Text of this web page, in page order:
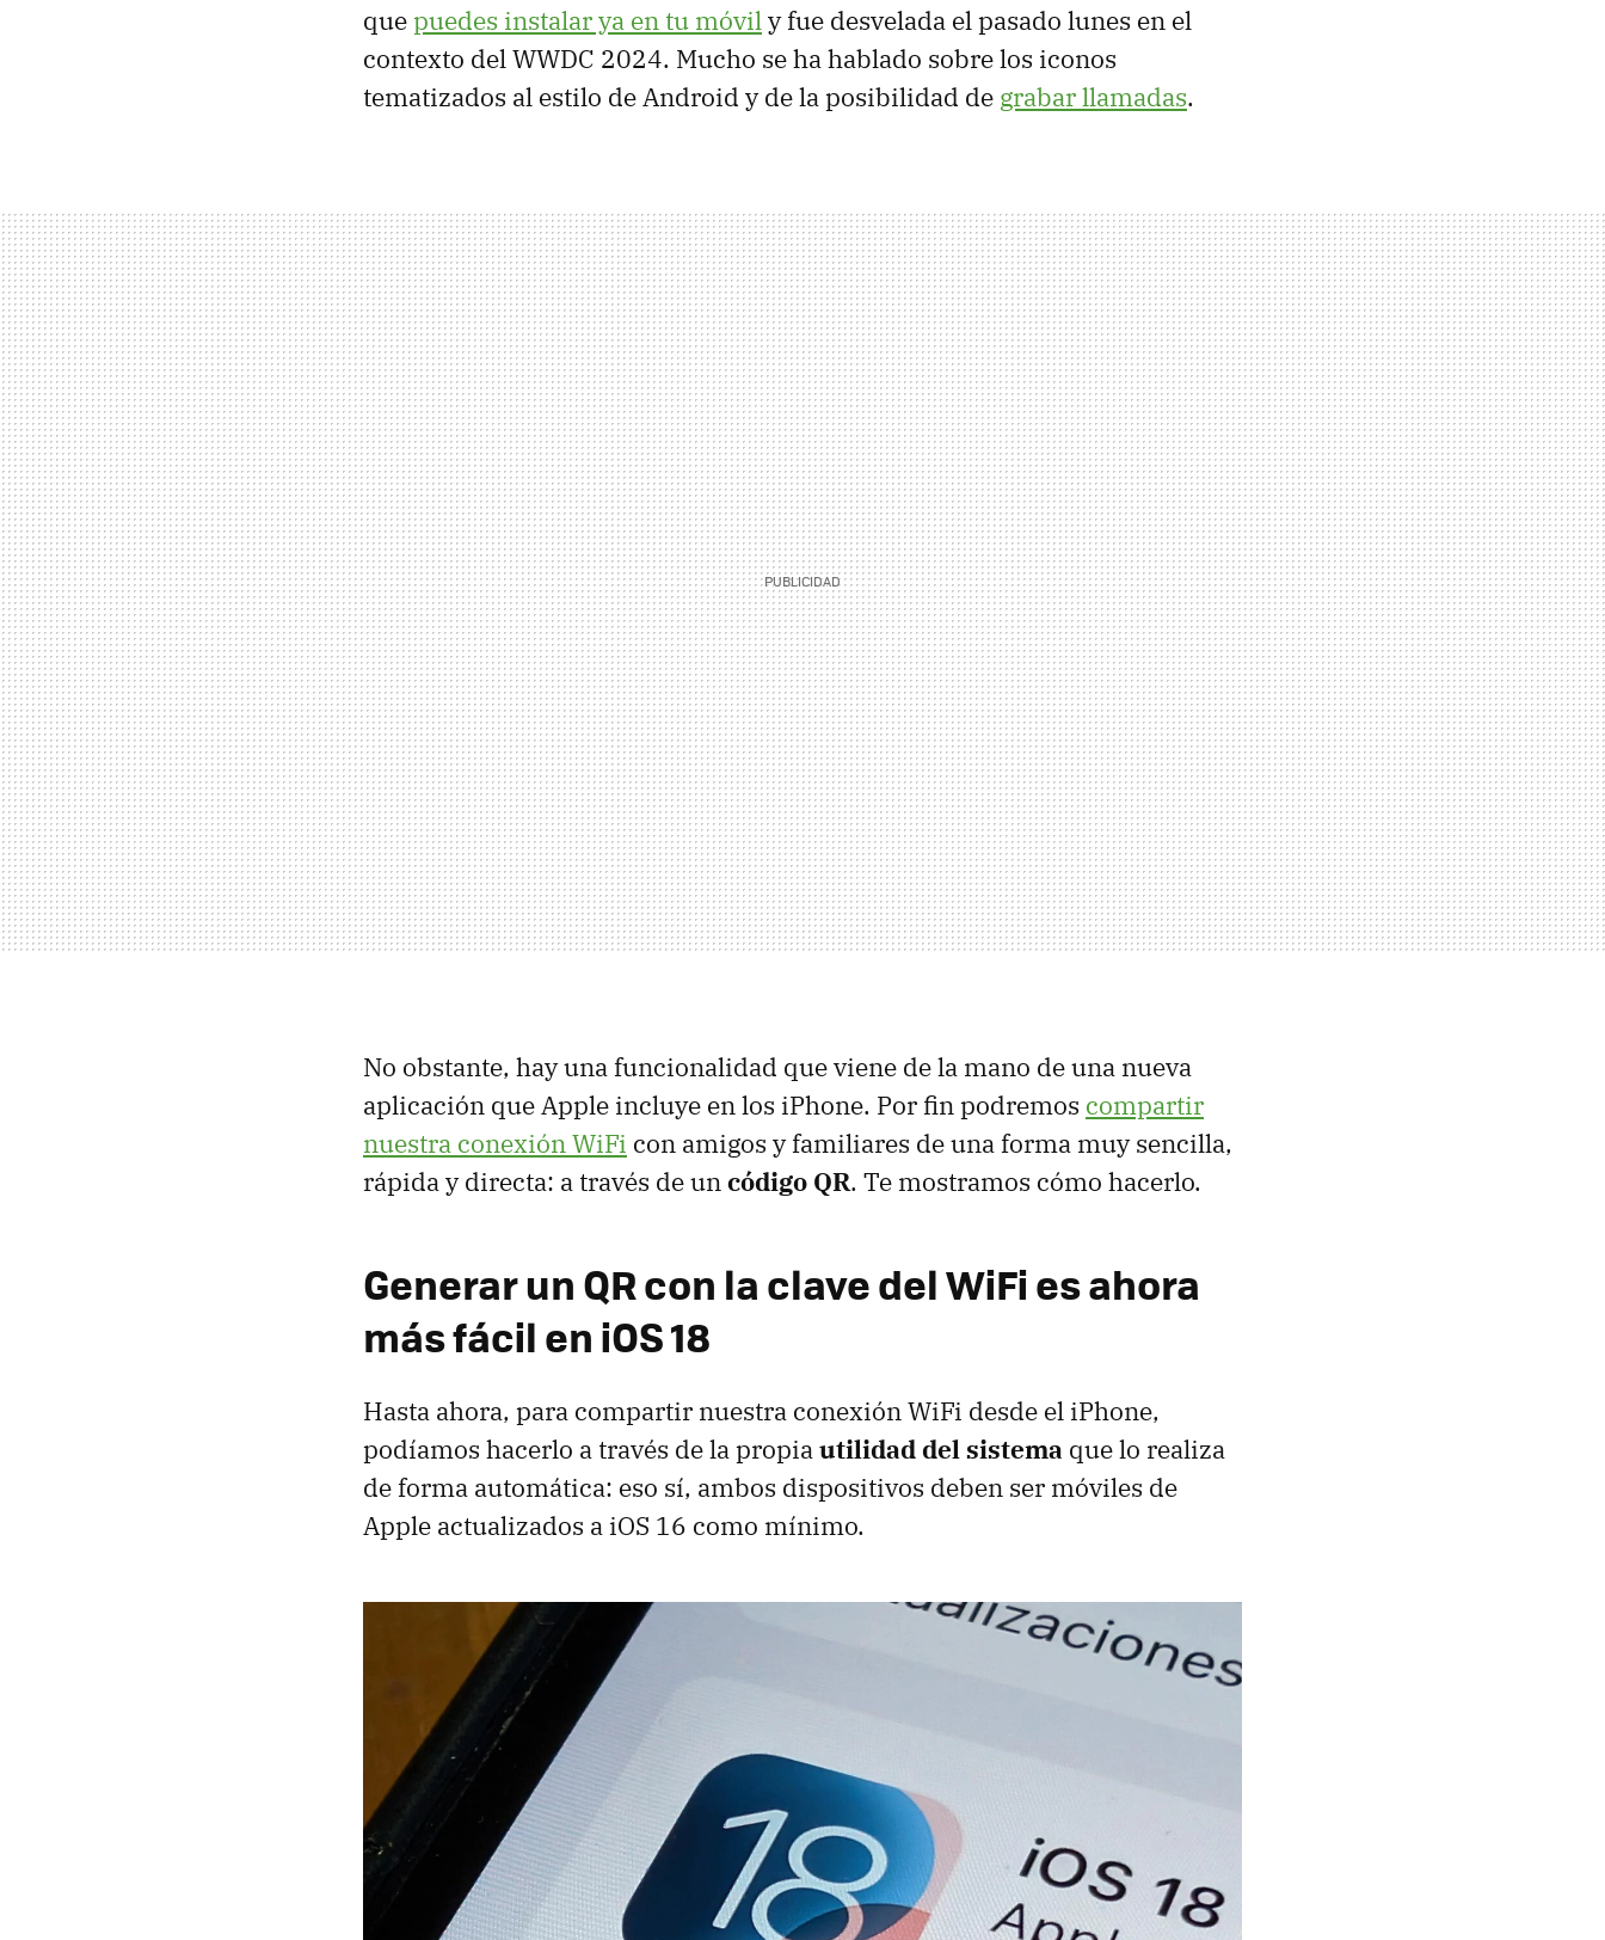
quepuedes instalar ya en tu móvily fue desvelada el pasado lunes en el
contexto del WWDC 2024. Mucho se ha hablado sobre los iconos
tematizados al estilo de Android y de la posibilidad de grabar llamadas.
No obstante, hay una funcionalidad que viene de la mano de una nueva
aplicación que Apple incluye en los iPhone. Por fin podremos compartir
nuestra conexión WiFi con amigos y familiares de una forma muy sencilla,
rápida y directa: a través de uncódigo QR. Te mostramos cómo hacerlo.
Generar un QR con la clave del WiFi es ahora
más fácil en iOS 18
Hasta ahora, para compartir nuestra conexión WiFi desde el iPhone,
podíamos hacerlo a través de la propiautilidad del sistema que lo realiza
de forma automática: eso sí, ambos dispositivos deben ser móviles de
Apple actualizados a iOS 16 como mínimo.